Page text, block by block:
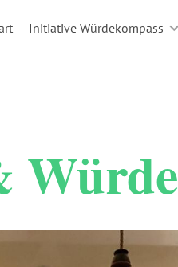
Würde
Initiative Würdekompass